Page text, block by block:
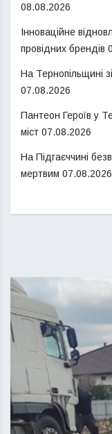
08.08.2026
Інноваційне
провідних брендів
На Тернопільщині
07.08.2026
Пантеон Героїв у
міст 07.08.2026
На Підгаєччині
мертвим 07.08.2026